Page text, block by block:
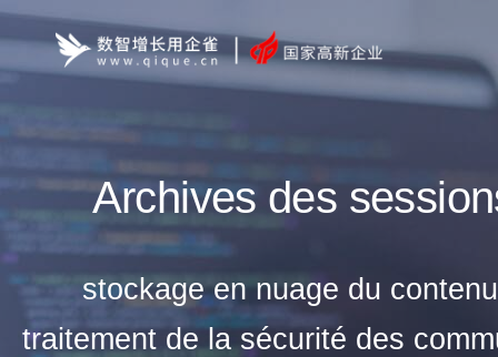
Archives des
stockage en nuage du
traitement de la sécurité des